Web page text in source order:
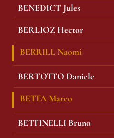
BENEDICT Jules
BERLIOZ Hector
BERRILL Naomi
BERTOTTO Daniele
BETTA Marco
BETTINELLI Bruno